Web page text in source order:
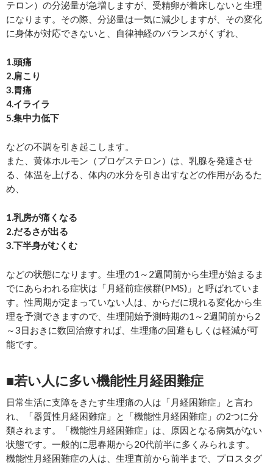
テロン）の分泌量が急増しますが、受精卵が着床しないと生理
になります。その際、分泌量は一気に減少しますが、その変化
に身体が対応できないと、自律神経のバランスがくずれ、
1.頭痛
2.肩こり
3.胃痛
4.イライラ
5.集中力低下
などの不調を引き起こします。
また、黄体ホルモン（プロゲステロン）は、乳腺を発達させ
る、体温を上げる、体内の水分を引き出すなどの作用があるた
め、
1.乳房が痛くなる
2.だるさが出る
3.下半身がむくむ
などの状態になります。生理の1～2週間前から生理が始まるま
でにあらわれる症状は「月経前症候群(PMS)」と呼ばれていま
す。性周期が定まっていない人は、からだに現れる変化から生
理を予測できますので、生理開始予測時期の1～2週間前から2
～3日おきに数回治療すれば、生理痛の回避もしくは軽減が可
能です。
■若い人に多い機能性月経困難症
日常生活に支障をきたす生理痛の人は「月経困難症」と言わ
れ、「器質性月経困難症」と「機能性月経困難症」の2つに分
類されます。「機能性月経困難症」は、原因となる病気がない
状態です。一般的に思春期から20代前半に多くみられます。
機能性月経困難症の人は、生理直前から前半まで、プロスタグ